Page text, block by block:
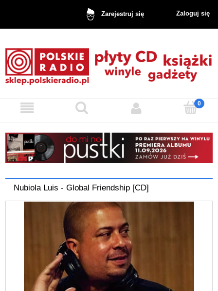
Zarejestruj się Zaloguj się
Nubiola Luis - Global Friendship [CD]